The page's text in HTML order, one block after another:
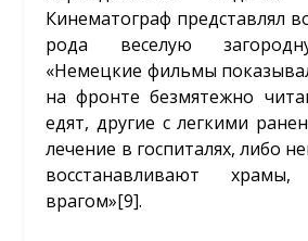
Кинематограф представлял
рода веселую
«Немецкие фильмы
на фронте безмятежно
едят, другие с легкими
лечение в госпиталях, либо
восстанавливают храмы,
врагом»[9].